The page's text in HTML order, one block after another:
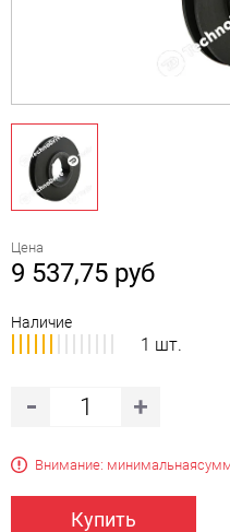
Цена
9 537,75 руб
Наличие
1 шт.
Внимание: минимальная
Купить